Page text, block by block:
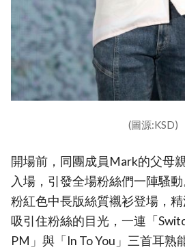
(圖源:KSD)
開場前，同團成員Mark的父母
入場，引發全場粉絲們一陣騷
粉紅色中長版絲質襯衫登場，
吸引住粉絲的目光，一連「
PM」與「In To You」三首耳熟